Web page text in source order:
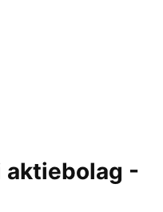
aktiebolag -